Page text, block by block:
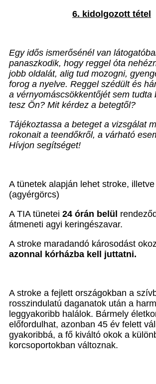
6. kidolgozott tétel
Egy idős ismerősénél van
panaszkodik, hogy reggel óta
jobb oldalát, alig tud mozogni,
forog a nyelve. Reggel szédült és
a vérnyomáscsökkentőjét sem tudta
tesz Ön? Mit kérdez a betegtől?
Tájékoztassa a beteget a vizsgálat
rokonait a teendőkről, a várható
Hívjon segítséget!
A tünetek alapján lehet stroke,
(agyérgörcs)
A TIA tünetei 24 órán belül
átmeneti agyi keringészavar.
A stroke maradandó károsodást
azonnal kórházba kell juttatni.
A stroke a fejlett országokban a
rosszindulatú daganatok után a
leggyakoribb halálok. Bármely
előfordulhat, azonban 45 év felett
gyakoribbá, a fő kiváltó okok a
korcsoportokban változnak.